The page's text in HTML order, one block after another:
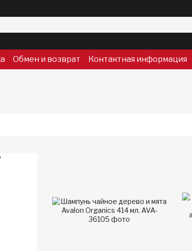
Обмен и возврат Контактная информация